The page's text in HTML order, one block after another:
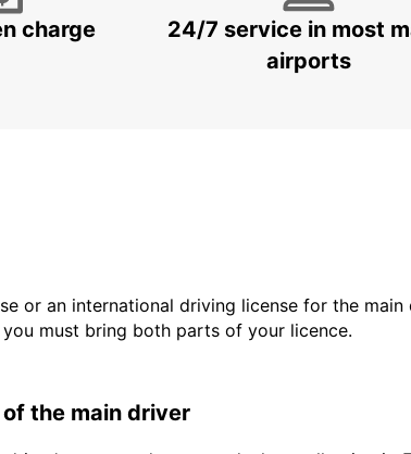
charge
24/7 service in most
airports
or an international driving license for the
must bring both parts of your licence.
the main driver